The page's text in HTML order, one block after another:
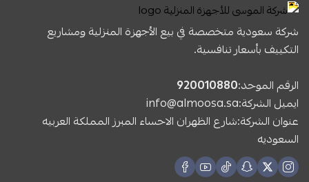
شركة سعودية متخصصة في بيع الأجهزة المنزلية ومشاريع
التكييف بأسعار تنافسية.
الرقم الموحد:920010880
ايميل الشركة:info@almoosa.sa
عنوان الشركة:شارع الظهران الاحساء المبرز المملكة العربيه
السعوديه